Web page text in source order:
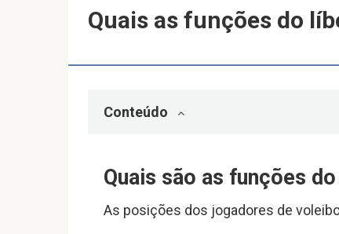
Quais as funções do
Conteúdo
Quais são as funções
As posições dos jogadores de